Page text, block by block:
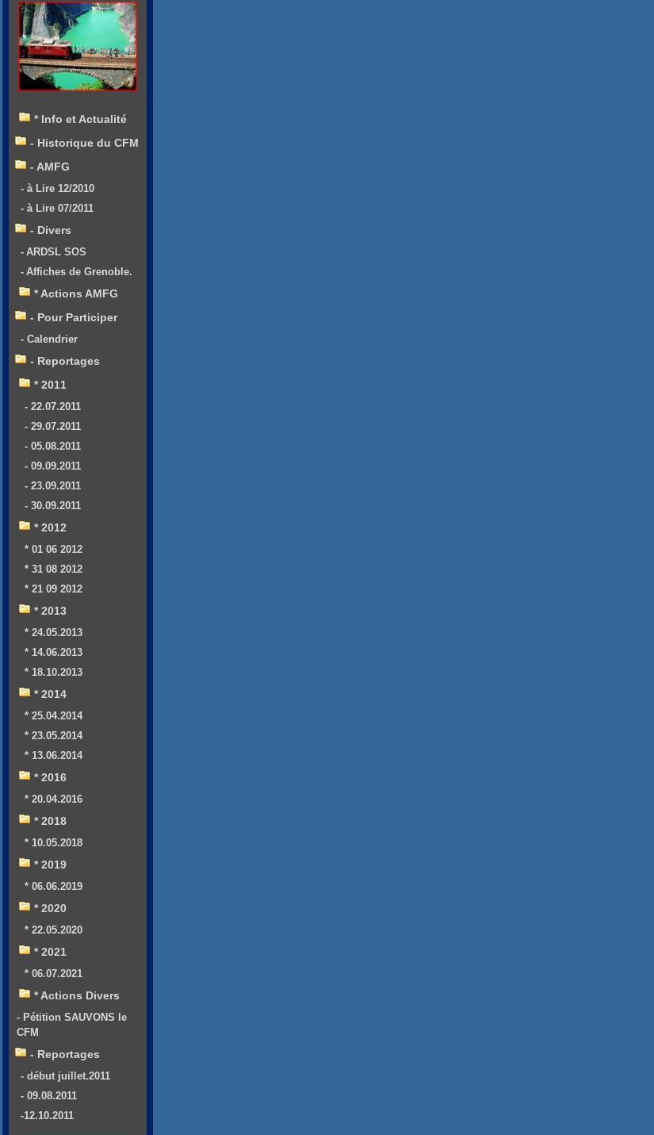
* Info et Actualité
- Historique du CFM
- AMFG
- à Lire 12/2010
- à Lire 07/2011
- Divers
- ARDSL SOS
- Affiches de Grenoble.
* Actions AMFG
- Pour Participer
- Calendrier
- Reportages
* 2011
- 22.07.2011
- 29.07.2011
- 05.08.2011
- 09.09.2011
- 23.09.2011
- 30.09.2011
* 2012
* 01 06 2012
* 31 08 2012
* 21 09 2012
* 2013
* 24.05.2013
* 14.06.2013
* 18.10.2013
* 2014
* 25.04.2014
* 23.05.2014
* 13.06.2014
* 2016
* 20.04.2016
* 2018
* 10.05.2018
* 2019
* 06.06.2019
* 2020
* 22.05.2020
* 2021
* 06.07.2021
* Actions Divers
- Pétition SAUVONS le
CFM
- Reportages
- début juillet.2011
- 09.08.2011
-12.10.2011